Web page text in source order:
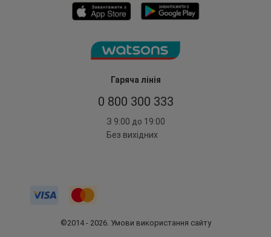
Гаряча лінія
0 800 300 333
З 9:00 до 19:00
Без вихідних
©2014 - 2026. Умови використання сайту